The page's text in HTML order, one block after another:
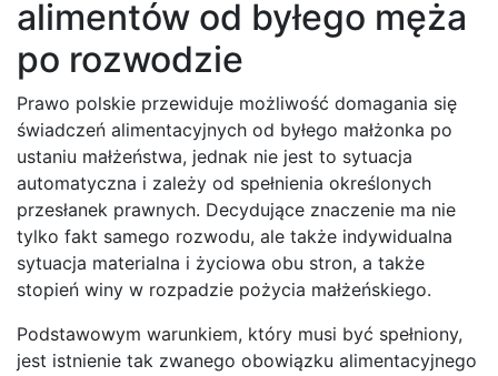
alimentów od byłego męża
po rozwodzie
Prawo polskie przewiduje możliwość domagania się
świadczeń alimentacyjnych od byłego małżonka po
ustaniu małżeństwa, jednak nie jest to sytuacja
automatyczna i zależy od spełnienia określonych
przesłanek prawnych. Decydujące znaczenie ma nie
tylko fakt samego rozwodu, ale także indywidualna
sytuacja materialna i życiowa obu stron, a także
stopień winy w rozpadzie pożycia małżeńskiego.
Podstawowym warunkiem, który musi być spełniony,
jest istnienie tak zwanego obowiązku alimentacyjnego